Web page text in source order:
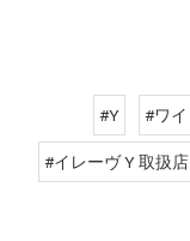
#Y #ワイ
#イレーヴ Y 取扱店